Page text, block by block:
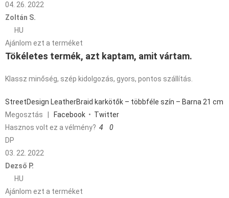
04. 26. 2022
Zoltán S.
HU
Ajánlom ezt a terméket
Tökéletes termék, azt kaptam, amit vártam.
Klassz minőség, szép kidolgozás, gyors, pontos szállítás.
StreetDesign LeatherBraid karkötők – többféle szín – Barna 21 cm
Megosztás
Facebook • Twitter
Hasznos volt ez a vélmény? 4
0
DP
03. 22. 2022
Dezső P.
HU
Ajánlom ezt a terméket